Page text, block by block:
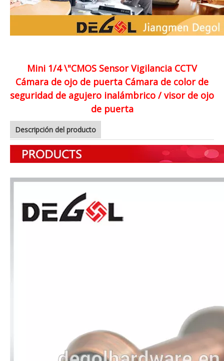
Mini 1/4 \"CMOS Sensor Vigilancia CCTV
Cámara de ojo de puerta Cámara de color de
seguridad de agujero inalámbrico / visor de ojo
de puerta
Descripción del producto